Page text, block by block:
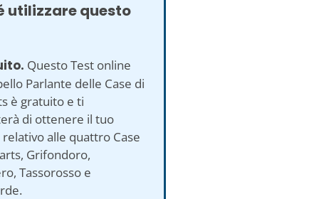
utilizzare questo
Questo Test online
Parlante delle Case di
è gratuito e ti
di ottenere il tuo
alle quattro Case
Grifondoro,
Tassorosso e